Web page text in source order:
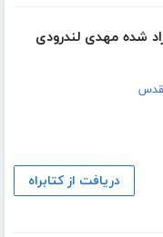
ﺷﺪﻩ ﻣﻬﺪﯼ ﻟﻨﺪﺭﻭﺩی
دریافت از کتابراه